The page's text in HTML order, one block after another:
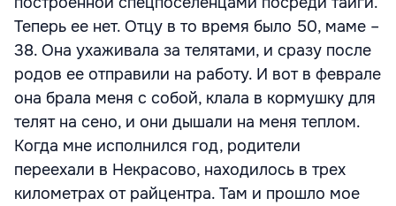
Теперь ее нет. Отцу в то время было 50, маме –
38. Она ухаживала за телятами, и сразу после
родов ее отправили на работу. И вот в феврале
она брала меня с собой, клала в кормушку для
телят на сено, и они дышали на меня теплом.
Когда мне исполнился год, родители
переехали в Некрасово, находилось в трех
километрах от райцентра. Там и прошло мое